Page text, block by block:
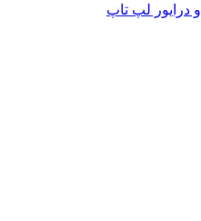
و درایور لپ تاپ